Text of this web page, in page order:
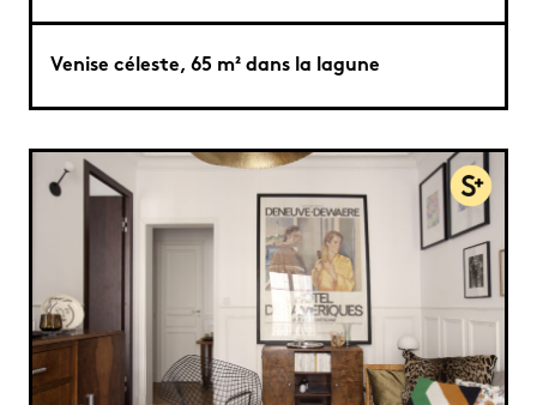
Venise céleste, 65 m² dans la lagune